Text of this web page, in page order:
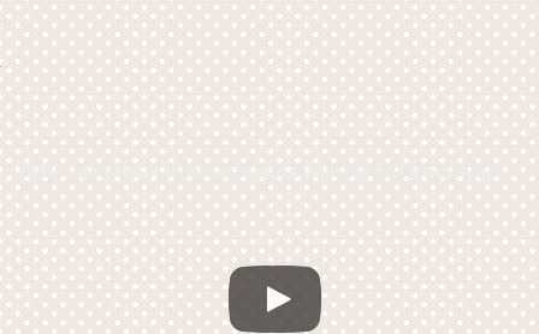
장혁 Jang Hyuk＜close friends waiting for a new yacht＞Ep.2_Yacht:The Beginning '요트원정대:더비기닝'